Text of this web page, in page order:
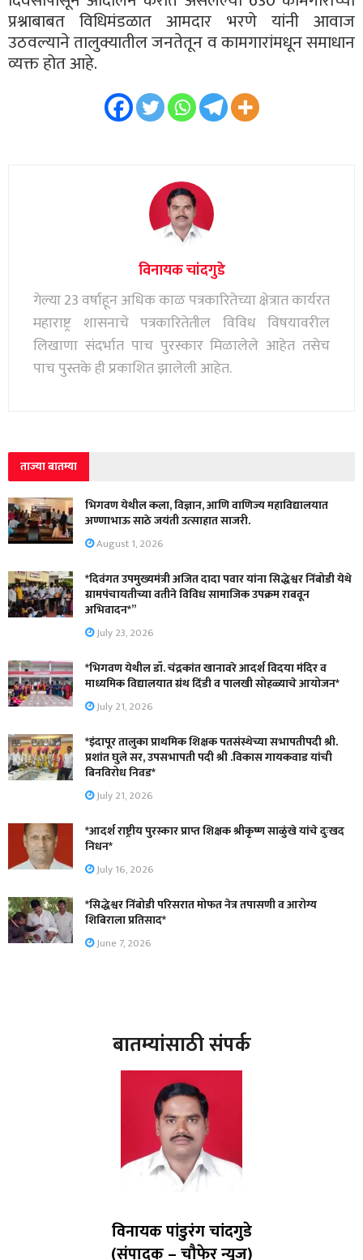
प्रश्नाबाबत विधिमंडळात आमदार भरणे यांनी आवाज
उठवल्याने तालुक्यातील जनतेतून व कामगारांमधून समाधान
व्यक्त होत आहे.
विनायक चांदगुडे
गेल्या 23 वर्षाहून अधिक काळ पत्रकारितेच्या क्षेत्रात कार्यरत
महाराष्ट्र शासनाचे पत्रकारितेतील विविध विषयावरील
लिखाणा संदर्भात पाच पुरस्कार मिळालेले आहेत तसेच
पाच पुस्तके ही प्रकाशित झालेली आहेत.
ताज्या बातम्या
भिगवण येथील कला, विज्ञान, आणि वाणिज्य महाविद्यालयात
अण्णाभाऊ साठे जयंती उत्साहात साजरी.
August 1, 2026
*दिवंगत उपमुख्यमंत्री अजित दादा पवार यांना सिद्धेश्वर निंबोडी येथे
ग्रामपंचायतीच्या वतीने विविध सामाजिक उपक्रम राबवून
अभिवादन*”
July 23, 2026
*भिगवण येथील डॉ. चंद्रकांत खानावरे आदर्श विदया मंदिर व
माध्यमिक विद्यालयात ग्रंथ दिंडी व पालखी सोहळ्याचे आयोजन*
July 21, 2026
*इंदापूर तालुका प्राथमिक शिक्षक पतसंस्थेच्या सभापतीपदी श्री.
प्रशांत घुले सर, उपसभापती पदी श्री .विकास गायकवाड यांची
बिनविरोध निवड*
July 21, 2026
*आदर्श राष्ट्रीय पुरस्कार प्राप्त शिक्षक श्रीकृष्ण साळुंखे यांचे दुःखद
निधन*
July 16, 2026
*सिद्धेश्वर निंबोडी परिसरात मोफत नेत्र तपासणी व आरोग्य
शिबिराला प्रतिसाद*
June 7, 2026
बातम्यांसाठी संपर्क
विनायक पांडुरंग चांदगुडे
(संपादक – चौफेर न्यूज)